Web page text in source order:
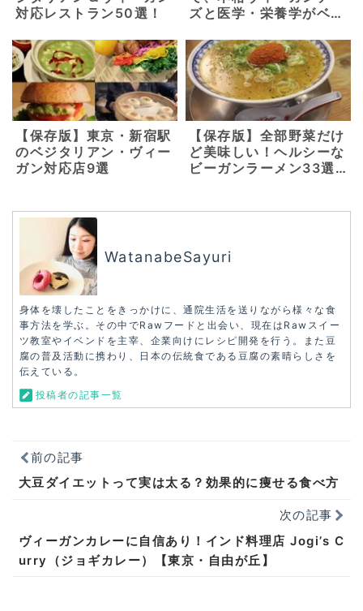
対応レストラン50選！
ズと医学・栄養学がベー
ン・グルテンフリーメニ
ューを。【京都 東山・
三条】
【保存版】東京・新宿駅
のベジタリアン・ヴィー
ガン対応店9選
【保存版】全部野菜だけ
ど美味しい！ヘルシーな
ビーガンラーメン33選
WatanabeSayuri
身体を壊したことをきっかけに、通院生活を送りながら様々な食
事方法を学ぶ。その中でRawフードと出会い、現在はRawスイー
ツ教室やイベンドを主宰、企業向けにレシピ開発を行う。また豆
腐の普及活動に携わり、日本の伝統食である豆腐の素晴らしさを
伝えている。
投稿者の記事一覧
前の記事
大豆ダイエットって実は太る？効果的に痩せる食べ方
次の記事
ヴィーガンカレーに自信あり！インド料理店 Jogi’s C
urry（ジョギカレー）【東京・自由が丘】